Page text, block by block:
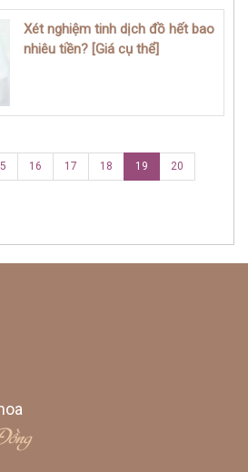
Xét nghiệm tinh dịch đồ hết bao
nhiêu tiền? [Giá cụ thể]
16 17 18 19 20